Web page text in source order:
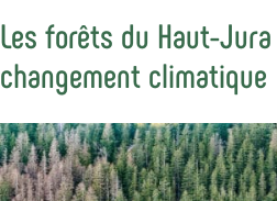
Les forêts du Haut-
changement climatique